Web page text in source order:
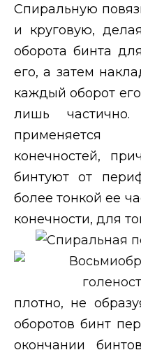
Спиральную
и круговую,
оборота бинта
его, а затем
каждый оборот
лишь частично.
конечностей,
бинтуют от
более тонкой ее
конечности, для
плотно, не
оборотов бинт
окончании